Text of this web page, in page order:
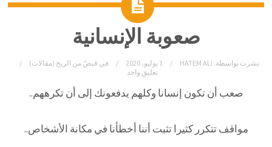
صعوبة الإنسانية
نشرت بواسطة: HATEM ALI 1 يوليو، 2020 في قبضٌ من الريح (مقالات)
تعليق واحد
صعب أن تكون إنسانا وكلهم يدفعونك إلى أن تكرههم..
مواقف تتكرر كثيرا تثبت أننا أخطأنا في مكانة الأشخاص..